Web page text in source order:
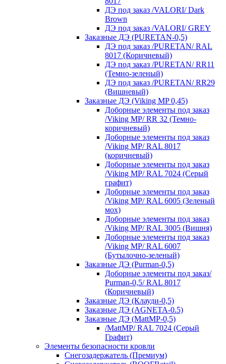
ДЭ под заказ /VALORI/ Dark
Brown
ДЭ под заказ /VALORI/ GREY
Заказные ДЭ (PURETAN-0,5)
ДЭ под заказ /PURETAN/ RAL
8017 (Коричневый)
ДЭ под заказ /PURETAN/ RR11
(Темно-зеленый)
ДЭ под заказ /PURETAN/ RR29
(Вишневый)
Заказные ДЭ (Viking MP 0,45)
Доборные элементы под заказ
/Viking MP/ RR 32 (Темно-
коричневый)
Доборные элементы под заказ
/Viking MP/ RAL 8017
(коричневый)
Доборные элементы под заказ
/Viking MP/ RAL 7024 (Серый
графит)
Доборные элементы под заказ
/Viking MP/ RAL 6005 (Зеленый
мох)
Доборные элементы под заказ
/Viking MP/ RAL 3005 (Вишня)
Доборные элементы под заказ
/Viking MP/ RAL 6007
(Бутылочно-зеленый)
Заказные ДЭ (Purman-0,5)
Доборные элементы под заказ/
Purman-0,5/ RAL 8017
(Коричневый)
Заказные ДЭ (Клауди-0,5)
Заказные ДЭ (AGNETA-0.5)
Заказные ДЭ (MattMP-0,5)
/MattMP/ RAL 7024 (Серый
Графит)
Элементы безопасности кровли
Снегозадержатель (Премиум)